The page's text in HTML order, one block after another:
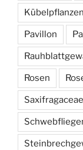
Kübelpflanzen
Pavillon
Rosen
Saxifragaceae